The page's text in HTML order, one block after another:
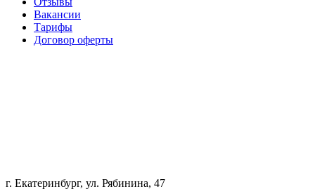
Вакансии
Тарифы
Договор оферты
г. Екатеринбург, ул. Рябинина, 47